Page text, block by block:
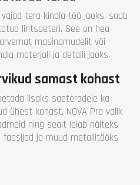
tera kindla töö jaoks, saab
lintsaeteri. See on hea
masinamudelit või
materjali ja detaili jaoks.
samast kohast
lisaks saeteradele ka
ühest kohast. NOVA Pro valik
ning sealt leiab näiteks
ja muud metallitööks